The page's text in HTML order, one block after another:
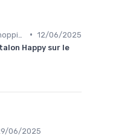
• 12/06/2025
Happy sur le
06/2025